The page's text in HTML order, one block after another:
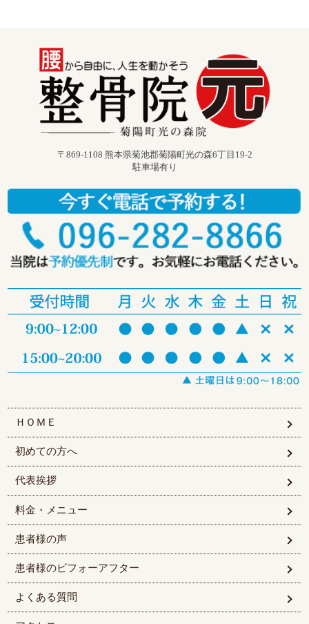
〒869-1108 熊本県菊池郡菊陽町光の森6丁目19-2
駐車場有り
ＨＯＭＥ
初めての方へ
代表挨拶
料金・メニュー
患者様の声
患者様のビフォーアフター
よくある質問